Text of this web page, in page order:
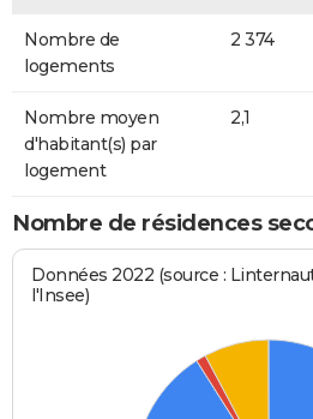
Nombre de
logements
2 374
Nombre moyen
d'habitant(s) par
logement
2,1
Nombre de résidences
Données 2022 (source :
l'Insee)